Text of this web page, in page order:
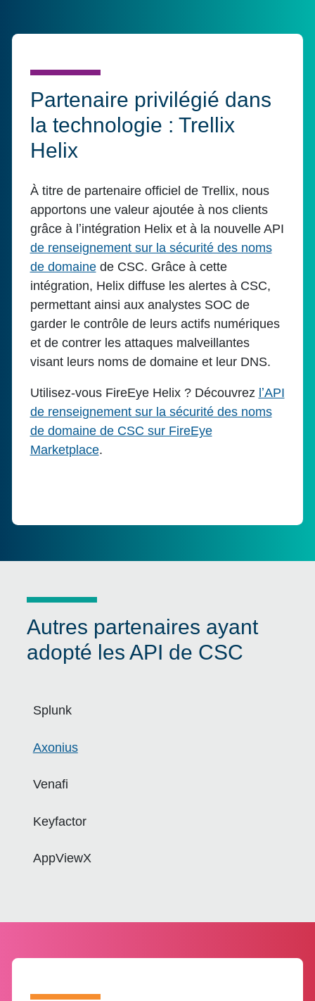
Partenaire privilégié dans
la technologie : Trellix
Helix
À titre de partenaire officiel de Trellix, nous
apportons une valeur ajoutée à nos clients
grâce à lʼintégration Helix et à la nouvelle API
de renseignement sur la sécurité des noms
de domainede CSC. Grâce à cette
intégration, Helix diffuse les alertes à CSC,
permettant ainsi aux analystes SOC de
garder le contrôle de leurs actifs numériques
et de contrer les attaques malveillantes
visant leurs noms de domaine et leur DNS.
Utilisez-vous FireEye Helix ? Découvrez lʼAPI
de renseignement sur la sécurité des noms
de domaine de CSC sur FireEye
Marketplace.
Autres partenaires ayant
adopté les API de CSC
Splunk
Axonius
Venafi
Keyfactor
AppViewX